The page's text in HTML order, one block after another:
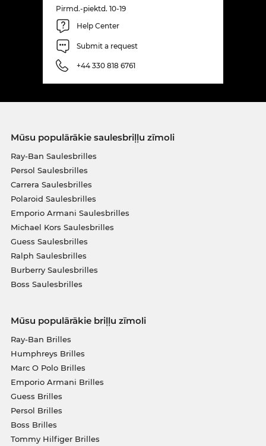
Pirmd.-piektd. 10-19
Help Center
Submit a request
+44 330 818 6761
Mūsu populārākie saulesbriļļu zīmoli
Ray-Ban Saulesbrilles
Persol Saulesbrilles
Carrera Saulesbrilles
Polaroid Saulesbrilles
Emporio Armani Saulesbrilles
Michael Kors Saulesbrilles
Guess Saulesbrilles
Ralph Saulesbrilles
Burberry Saulesbrilles
Boss Saulesbrilles
Mūsu populārākie briļļu zīmoli
Ray-Ban Brilles
Humphreys Brilles
Marc O Polo Brilles
Emporio Armani Brilles
Guess Brilles
Persol Brilles
Boss Brilles
Tommy Hilfiger Brilles